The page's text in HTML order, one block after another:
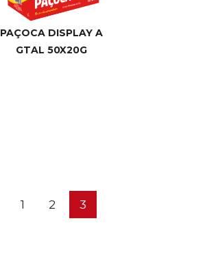
PAÇOCA DISPLAY A
GTAL 50X20G
1 2 3